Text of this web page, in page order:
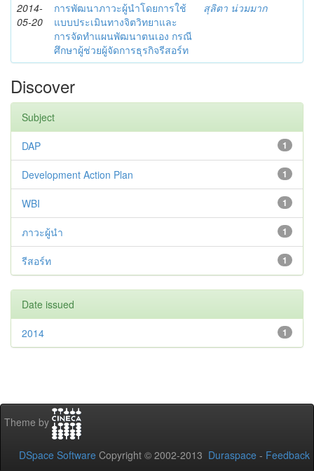
2014-
05-20
การพัฒนาภาวะผู้นำโดยการใช้
แบบประเมินทางจิตวิทยาและ
การจัดทำแผนพัฒนาตนเอง กรณี
ศึกษาผู้ช่วยผู้จัดการธุรกิจรีสอร์ท
สุลิตา น่วมมาก
Discover
Subject
1
DAP
1
Development Action Plan
1
WBI
1
ภาวะผู้นำ
1
รีสอร์ท
Date issued
1
2014
Theme by
DSpace Software Copyright © 2002-2013 Duraspace - Feedback